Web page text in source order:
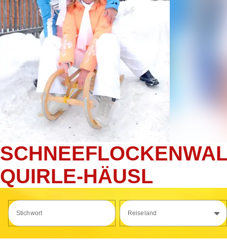
QUIRLE-HÄUSL
Stichwort Reiseland